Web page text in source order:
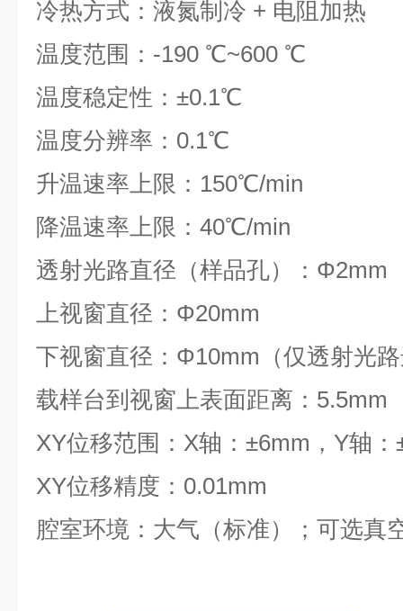
冷热方式：液氮制冷 + 电阻加热
温度范围：-190 ℃~600 ℃
温度稳定性：±0.1℃
温度分辨率：0.1℃
升温速率上限：150℃/min
降温速率上限：40℃/min
透射光路直径（样品孔）：Φ2mm
上视窗直径：Φ20mm
下视窗直径：Φ10mm（仅透射光
载样台到视窗上表面距离：5.5mm
XY位移范围：X轴：±6mm，Y轴：
XY位移精度：0.01mm
腔室环境：大气（标准）；可选真